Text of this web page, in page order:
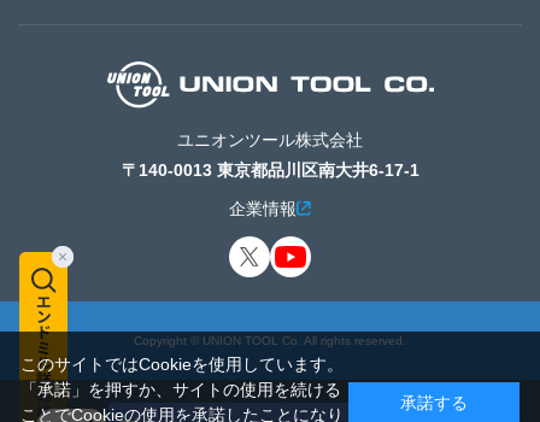
ユニオンツール株式会社
〒140-0013 東京都品川区南大井6-17-1
企業情報
Copyright © UNION TOOL Co. All rights reserved.
このサイトではCookieを使用しています。
「承諾」を押すか、サイトの使用を続ける
ことでCookieの使用を承諾したことになり
承諾する